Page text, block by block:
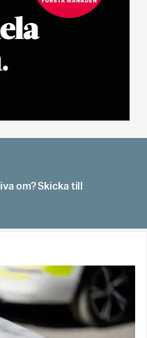
om? Skicka till